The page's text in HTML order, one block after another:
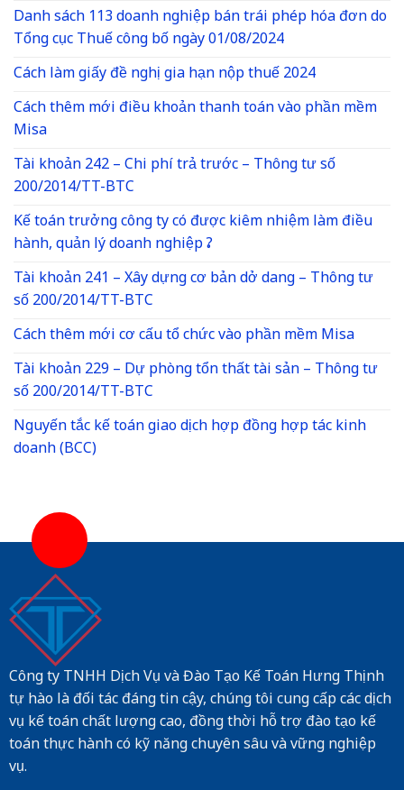
Danh sách 113 doanh nghiệp bán trái phép hóa đơn do
Tổng cục Thuế công bố ngày 01/08/2024
Cách làm giấy đề nghị gia hạn nộp thuế 2024
Cách thêm mới điều khoản thanh toán vào phần mềm
Misa
Tài khoản 242 – Chi phí trả trước – Thông tư số
200/2014/TT-BTC
Kế toán trưởng công ty có được kiêm nhiệm làm điều
hành, quản lý doanh nghiệp ?
Tài khoản 241 – Xây dựng cơ bản dở dang – Thông tư
số 200/2014/TT-BTC
Cách thêm mới cơ cấu tổ chức vào phần mềm Misa
Tài khoản 229 – Dự phòng tổn thất tài sản – Thông tư
số 200/2014/TT-BTC
Nguyến tắc kế toán giao dịch hợp đồng hợp tác kinh
doanh (BCC)
Công ty TNHH Dịch Vụ và Đào Tạo Kế Toán Hưng Thịnh
tự hào là đối tác đáng tin cậy, chúng tôi cung cấp các dịch
vụ kế toán chất lượng cao, đồng thời hỗ trợ đào tạo kế
toán thực hành có kỹ năng chuyên sâu và vững nghiệp
vụ.